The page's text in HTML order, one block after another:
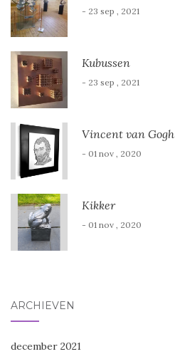
- 23 sep , 2021
Kubussen
- 23 sep , 2021
Vincent van Gogh
- 01 nov , 2020
Kikker
- 01 nov , 2020
ARCHIEVEN
december 2021